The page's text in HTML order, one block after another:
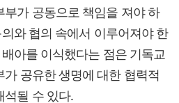
가 공동으로 책임을 져야 하
와 협의 속에서 이루어져야 한
아를 이식했다는 점은 기독교
공유한 생명에 대한 협력적
석될 수 있다.